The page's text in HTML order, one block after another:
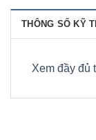
THÔNG SỐ KỸ
Xem đầy đủ